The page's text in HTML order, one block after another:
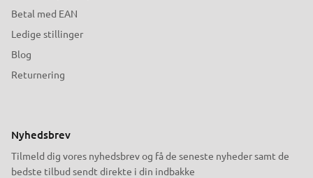
Betal med EAN
Ledige stillinger
Blog
Returnering
Nyhedsbrev
Tilmeld dig vores nyhedsbrev og få de seneste nyheder samt de
bedste tilbud sendt direkte i din indbakke